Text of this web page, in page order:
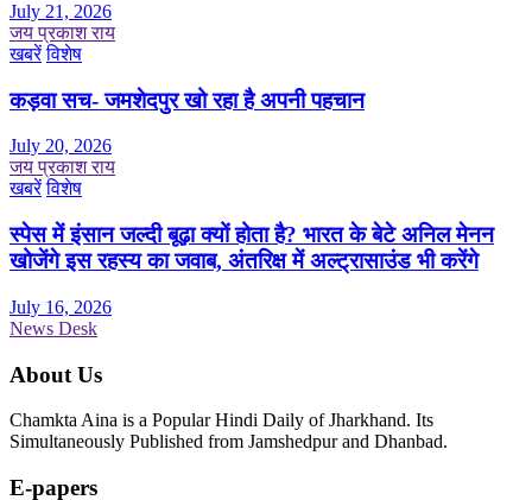
July 21, 2026
जय प्रकाश राय
खबरें विशेष
कड़वा सच- जमशेदपुर खो रहा है अपनी पहचान
July 20, 2026
जय प्रकाश राय
खबरें विशेष
स्पेस में इंसान जल्दी बूढ़ा क्यों होता है? भारत के बेटे अनिल मेनन
खोजेंगे इस रहस्य का जवाब, अंतरिक्ष में अल्ट्रासाउंड भी करेंगे
July 16, 2026
News Desk
About Us
Chamkta Aina is a Popular Hindi Daily of Jharkhand. Its
Simultaneously Published from Jamshedpur and Dhanbad.
E-papers